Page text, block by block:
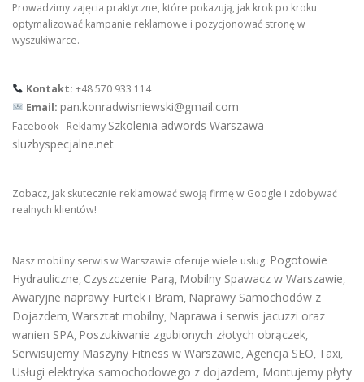
Prowadzimy zajęcia praktyczne, które pokazują, jak krok po kroku
optymalizować kampanie reklamowe i pozycjonować stronę w
wyszukiwarce.
Kontakt: +48 570 933 114
Email: pan.konradwisniewski@gmail.com
Facebook - Reklamy Szkolenia adwords Warszawa -
sluzbyspecjalne.net
Zobacz, jak skutecznie reklamować swoją firmę w Google i zdobywać
realnych klientów!
Nasz mobilny serwis w Warszawie oferuje wiele usług: Pogotowie
Hydrauliczne, Czyszczenie Parą, Mobilny Spawacz w Warszawie,
Awaryjne naprawy Furtek i Bram, Naprawy Samochodów z
Dojazdem, Warsztat mobilny, Naprawa i serwis jacuzzi oraz
wanien SPA, Poszukiwanie zgubionych złotych obrączek,
Serwisujemy Maszyny Fitness w Warszawie, Agencja SEO, Taxi,
Usługi elektryka samochodowego z dojazdem, Montujemy płyty